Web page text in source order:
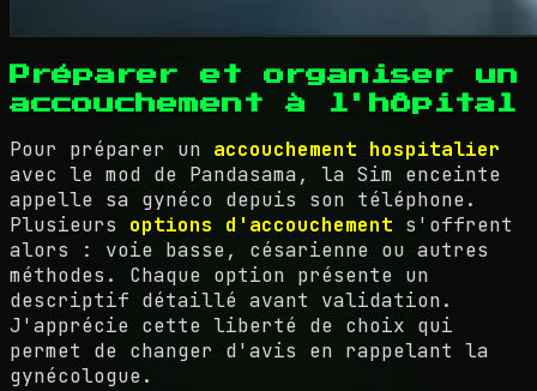
Préparer et organiser un
accouchement à l'hôpital
Pour préparer un accouchement hospitalier
avec le mod de Pandasama, la Sim enceinte
appelle sa gynéco depuis son téléphone.
Plusieurs options d'accouchement s'offrent
alors : voie basse, césarienne ou autres
méthodes. Chaque option présente un
descriptif détaillé avant validation.
J'apprécie cette liberté de choix qui
permet de changer d'avis en rappelant la
gynécologue.